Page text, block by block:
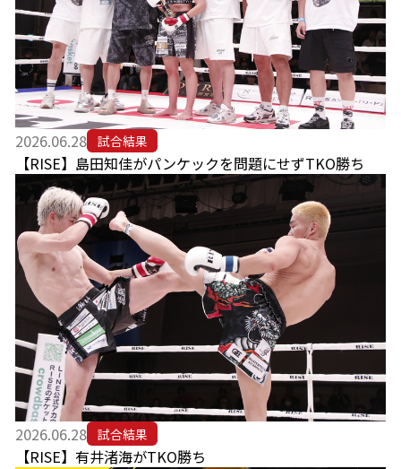
2026.06.28 試合結果
【RISE】島田知佳がパンケックを問題にせずTKO勝ち
2026.06.28 試合結果
【RISE】有井渚海がTKO勝ち